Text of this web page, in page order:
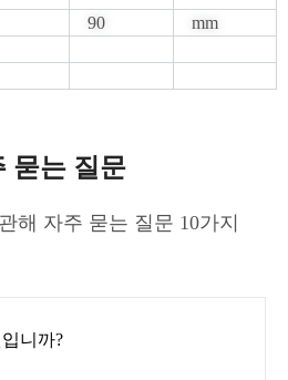
90 mm
묻는 질문
해 자주 묻는 질문 10가지
니까?